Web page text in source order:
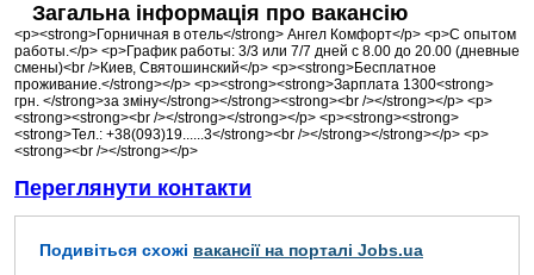
Загальна інформація про вакансію
<p><strong>Горничная в отель</strong> Ангел Комфорт</p> <p>С опытом
работы.</p> <p>График работы: 3/3 или 7/7 дней с 8.00 до 20.00 (дневные
смены)<br />Киев, Святошинский</p> <p><strong>Бесплатное
проживание.</strong></p> <p><strong><strong>Зарплата 1300<strong>
грн. </strong>за зміну</strong></strong><strong><br /></strong></p> <p>
<strong><strong><br /></strong></strong></p> <p><strong><strong>
<strong>Тел.: +38(093)19......3</strong><br /></strong></strong></p> <p>
<strong><br /></strong></p>
Переглянути контакти
Подивіться схожі вакансії на порталі Jobs.ua